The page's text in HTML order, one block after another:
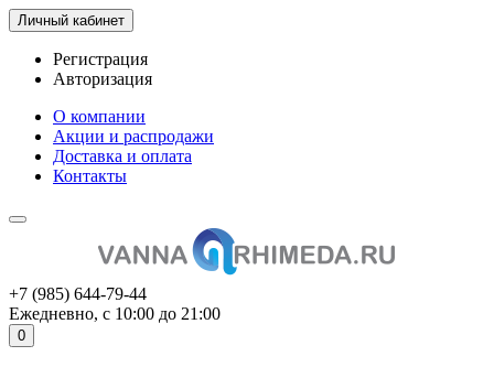
Личный кабинет
Регистрация
Авторизация
О компании
Акции и распродажи
Доставка и оплата
Контакты
+7 (985) 644-79-44
Ежедневно, с 10:00 до 21:00
0